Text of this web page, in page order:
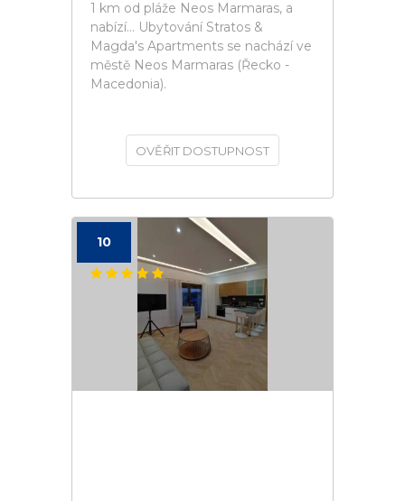
1 km od pláže Neos Marmaras, a
nabízí... Ubytování Stratos &
Magda's Apartments se nachází ve
městě Neos Marmaras (Řecko -
Macedonia).
OVĚŘIT DOSTUPNOST
10